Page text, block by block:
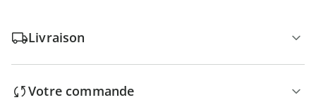
Livraison
Votre commande